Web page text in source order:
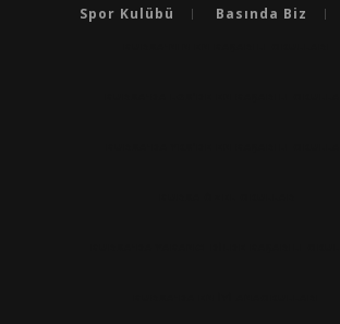
Spor Kulübü
Basında Biz